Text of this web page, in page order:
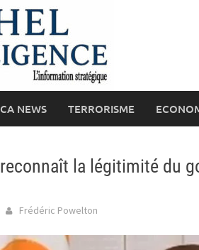
NEWS TERRORISME
reconnaît la légitimité du
Frédéric Powelton